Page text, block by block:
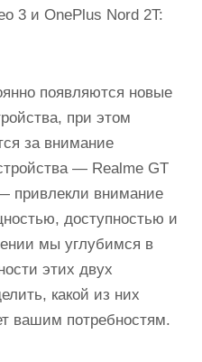
3 и OnePlus Nord 2T:
появляются новые
при этом
за внимание
— Realme GT
привлекли внимание
доступностью и
мы углубимся в
этих двух
какой из них
вашим потребностям.